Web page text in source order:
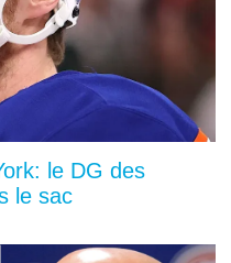
le DG des
le sac